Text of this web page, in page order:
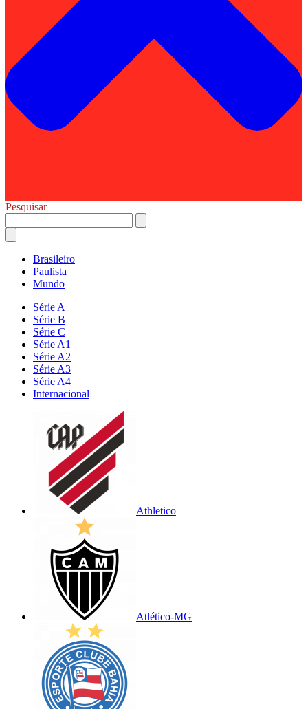
Pesquisar
Brasileiro
Paulista
Mundo
Série A
Série B
Série C
Série A1
Série A2
Série A3
Série A4
Internacional
Athletico
Atlético-MG